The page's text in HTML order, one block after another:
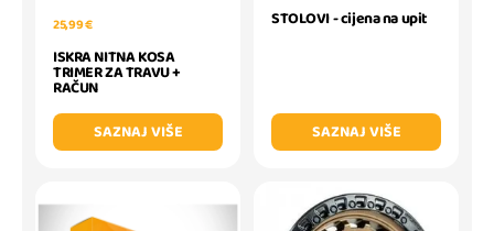
25,99 €
ISKRA NITNA KOSA
TRIMER ZA TRAVU +
RAČUN
SAZNAJ VIŠE
STOLOVI - cijena na upit
SAZNAJ VIŠE